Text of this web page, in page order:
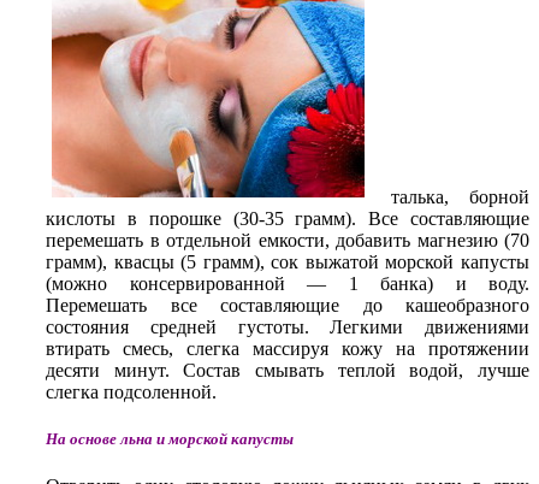
талька, борной
кислоты в порошке (30-35 грамм). Все составляющие
перемешать в отдельной емкости, добавить магнезию (70
грамм), квасцы (5 грамм), сок выжатой морской капусты
(можно консервированной — 1 банка) и воду.
Перемешать все составляющие до кашеобразного
состояния средней густоты. Легкими движениями
втирать смесь, слегка массируя кожу на протяжении
десяти минут. Состав смывать теплой водой, лучше
слегка подсоленной.
На основе льна и морской капусты